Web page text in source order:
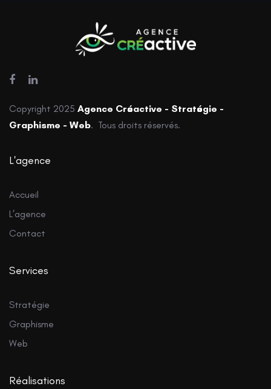
Copyright 2025 Agence Créactive - Stratégie -
Graphisme - Web. Tous droits réservés.
L'agence
Accueil
L’agence
Contact
Services
Stratégie
Graphisme
Web
Réalisations